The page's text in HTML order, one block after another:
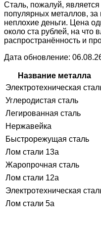
Сталь, пожалуй,
популярных металлов,
неплохие деньги. Цена
около ста рублей, на что
распространённость и
Дата обновление:
Название металла
Электротехническая
Углеродистая сталь
Легированная сталь
Нержавейка
Быстрорежущая сталь
Лом стали 13а
Жаропрочная сталь
Лом стали 12а
Электротехническая
Лом стали 5а